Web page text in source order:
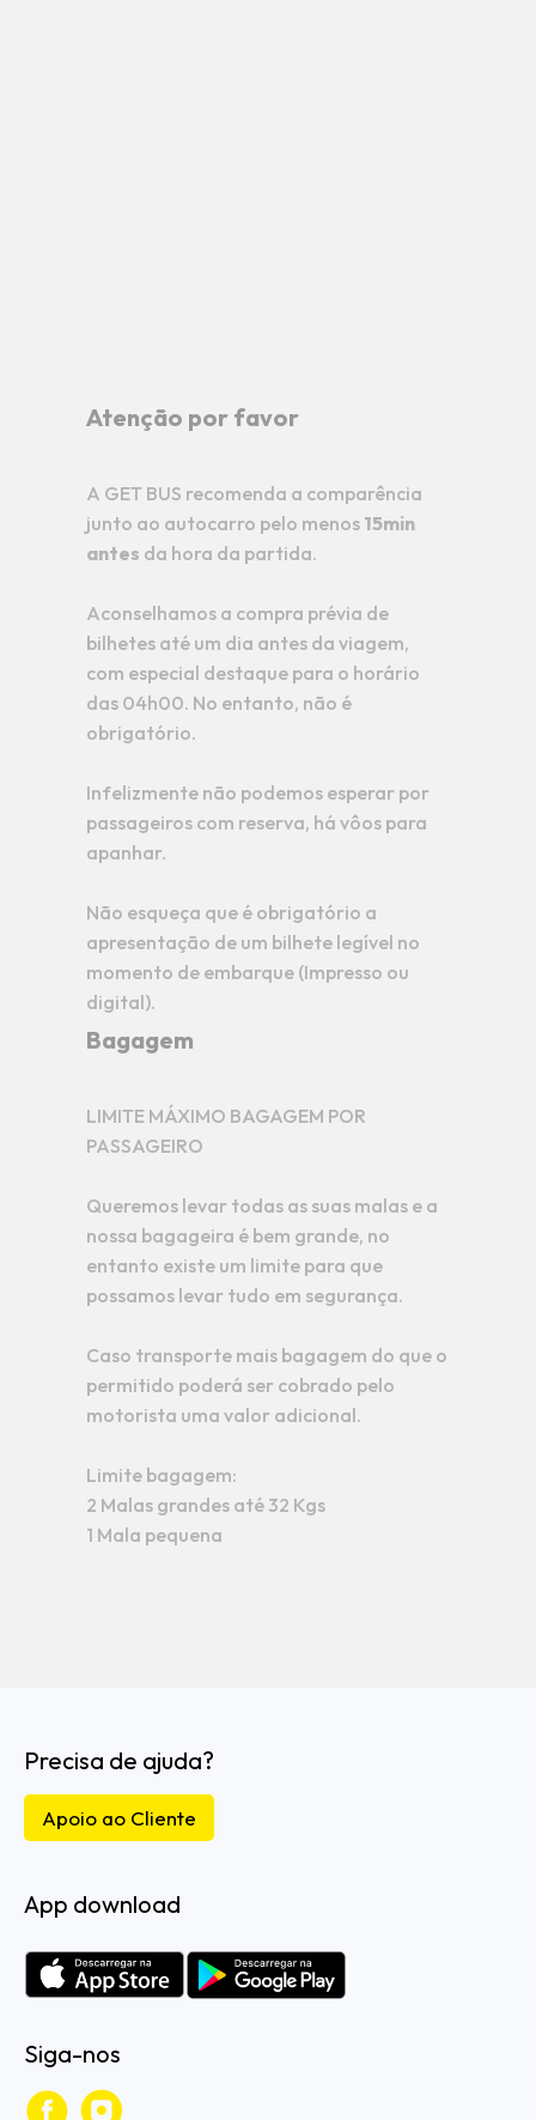
Atenção por favor
A GET BUS recomenda a comparência
junto ao autocarro pelo menos 15min
antes da hora da partida.
Aconselhamos a compra prévia de
bilhetes até um dia antes da viagem,
com especial destaque para o horário
das 04h00. No entanto, não é
obrigatório.
Infelizmente não podemos esperar por
passageiros com reserva, há vôos para
apanhar.
Não esqueça que é obrigatório a
apresentação de um bilhete legível no
momento de embarque (Impresso ou
digital).
Bagagem
LIMITE MÁXIMO BAGAGEM POR
PASSAGEIRO
Queremos levar todas as suas malas e a
nossa bagageira é bem grande, no
entanto existe um limite para que
possamos levar tudo em segurança.
Caso transporte mais bagagem do que o
permitido poderá ser cobrado pelo
motorista uma valor adicional.
Limite bagagem:
2 Malas grandes até 32 Kgs
1 Mala pequena
Precisa de ajuda?
Apoio ao Cliente
App download
Siga-nos